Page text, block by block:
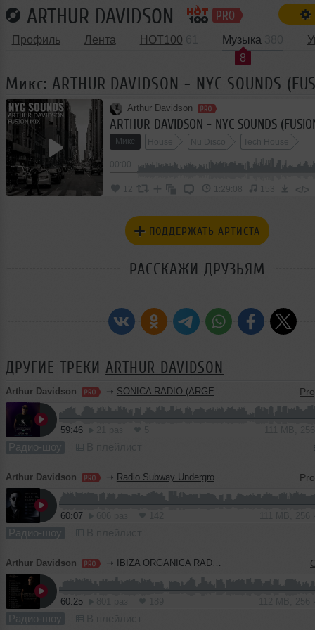
ARTHUR DAVIDSON
Профиль Лента HOT100
Музыка
8
Микс: ARTHUR DAVIDSON - NYC SOUNDS
Arthur Davidson
ARTHUR DAVIDSON - NYC SOUNDS
Микс House Nu Disco Tech House
12 1:29:08 153 </>
ПОДДЕРЖАТЬ АРТИСТА
РАССКАЖИ ДРУЗЬЯМ
ДРУГИЕ ТРЕКИ ARTHUR DAVIDSON
Arthur Davidson ➝ SONICA RADIO (ARGENTINA)
59:46
Радио-шоу
Arthur Davidson ➝ Radio Subway Underground (Italy) Part 8
60:07
Радио-шоу
Arthur Davidson ➝ IBIZA ORGANICA RADIO (GUEST MIX)
60:25
Радио-шоу